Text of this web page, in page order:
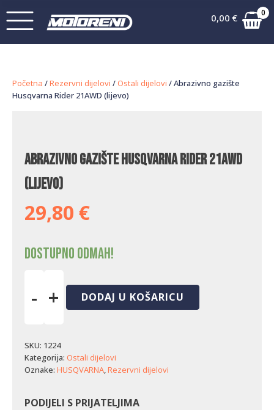
0,00 € 0
Početna /Rezervni dijelovi / Ostali dijelovi / Abrazivno gazište
Husqvarna Rider 21AWD (lijevo)
Abrazivno gazište Husqvarna Rider 21AWD
(lijevo)
29,80 €
Dostupno odmah!
-
Rider
21AWD
(lijevo)
+ DODAJ U KOŠARICU
SKU: 1224
Kategorija: Ostali dijelovi
Oznake: HUSQVARNA,Rezervni dijelovi
PODIJELI S PRIJATELJIMA